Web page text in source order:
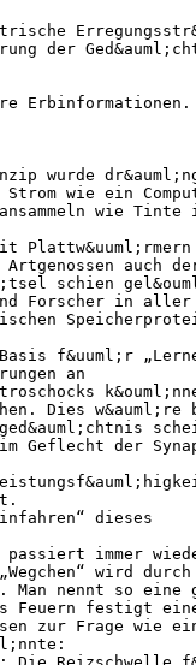
der
Erbinformationen.
wurde
wie ein
wie Tinte
auch
schien
Forscher in
f&uuml;r
an
Dies
Geflecht der
dieses
immer
wird durch
Man nennt so
Feuern festigt
zur Frage wie